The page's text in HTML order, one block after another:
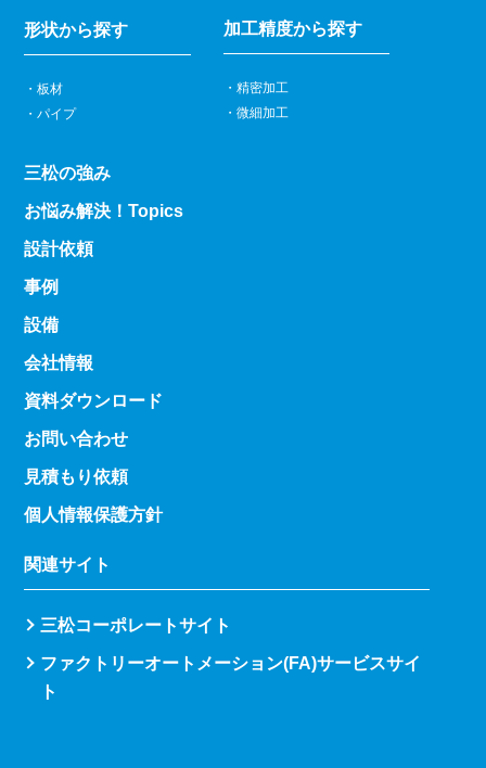
形状から探す
板材
パイプ
加工精度から探す
精密加工
微細加工
三松の強み
お悩み解決！Topics
設計依頼
事例
設備
会社情報
資料ダウンロード
お問い合わせ
見積もり依頼
個人情報保護方針
関連サイト
三松コーポレートサイト
ファクトリーオートメーション(FA)サービスサイ
ト